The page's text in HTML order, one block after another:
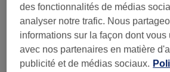
Propreté
Personnel
des fonctionnalités de médias
analyser notre trafic. Nous
informations sur la façon dont
avec nos partenaires en matière
publicité et de médias sociaux.